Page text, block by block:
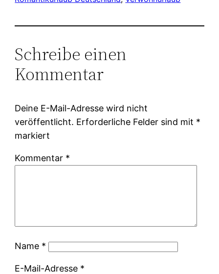
Schreibe einen
Kommentar
Deine E-Mail-Adresse wird nicht
veröffentlicht. Erforderliche Felder sind mit *
markiert
Kommentar *
Name *
E-Mail-Adresse *